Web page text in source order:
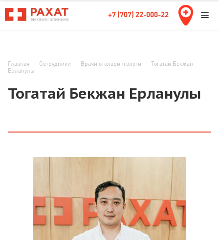
+7 (707) 22-000-22
Главная Сотрудники Врачи отоларингологи
Тогатай Бекжан
Ерланулы
Тогатай Бекжан Ерланулы